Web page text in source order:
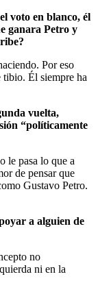
voto en blanco, él
ganara Petro y
Por eso
tibio. Él siempre ha
vuelta,
“políticamente
le pasa lo que a
de pensar que
Gustavo Petro.
a alguien de
no
ni en la